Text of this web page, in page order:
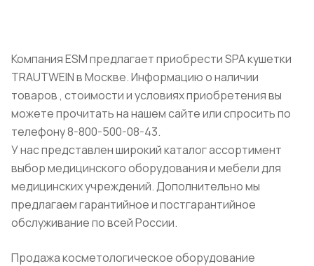
Компания ESM предлагает приобрести SPA кушетки
TRAUTWEIN в Москве. Информацию о наличии
товаров , стоимости и условиях приобретения вы
можете прочитать на нашем сайте или спросить по
телефону 8-800-500-08-43.
У нас представлен широкий каталог ассортимент
выбор медицинского оборудования и мебели для
медицинских учреждений. Дополнительно мы
предлагаем гарантийное и постгарантийное
обслуживание по всей России.
Продажа косметологическое оборудование